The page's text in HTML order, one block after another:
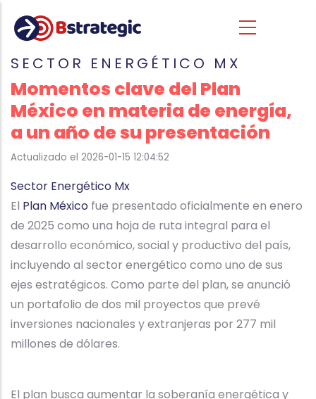
SECTOR ENERGÉTICO MX
Momentos clave del Plan
México en materia de energía,
a un año de su presentación
Actualizado el 2026-01-15 12:04:52
Sector Energético Mx
El Plan México fue presentado oficialmente en enero
de 2025 como una hoja de ruta integral para el
desarrollo económico, social y productivo del país,
incluyendo al sector energético como uno de sus
ejes estratégicos. Como parte del plan, se anunció
un portafolio de dos mil proyectos que prevé
inversiones nacionales y extranjeras por 277 mil
millones de dólares.
El plan busca aumentar la soberanía energética y